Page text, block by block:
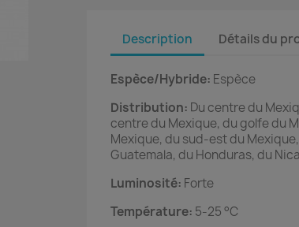
Description Détails du
Espèce/Hybride: Espèce
Distribution: Du centre du
centre du Mexique, du golfe du
Mexique, du sud-est du
Guatemala, du Honduras, du
Luminosité: Forte
Température: 5-25 °C